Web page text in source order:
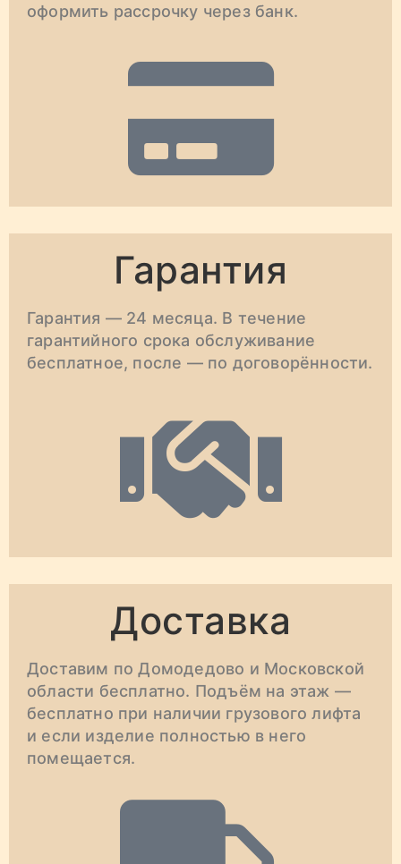
оформить рассрочку через банк.
Гарантия
Гарантия — 24 месяца. В течение
гарантийного срока обслуживание
бесплатное, после — по договорённости.
Доставка
Доставим по Домодедово и Московской
области бесплатно. Подъём на этаж —
бесплатно при наличии грузового лифта
и если изделие полностью в него
помещается.